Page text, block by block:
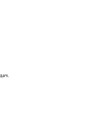
таким, как Вы его видите